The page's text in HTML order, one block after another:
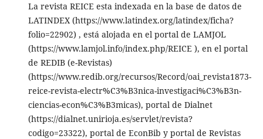
La revista REICE esta indexada en la base de datos de
LATINDEX (https://www.latindex.org/latindex/ficha?
folio=22902) , está alojada en el portal de LAMJOL
(https://www.lamjol.info/index.php/REICE ), en el portal
de REDIB (e-Revistas)
(https://www.redib.org/recursos/Record/oai_revista1873-
reice-revista-electr%C3%B3nica-investigaci%C3%B3n-
ciencias-econ%C3%B3micas), portal de Dialnet
(https://dialnet.unirioja.es/servlet/revista?
codigo=23322), portal de EconBib y portal de Revistas